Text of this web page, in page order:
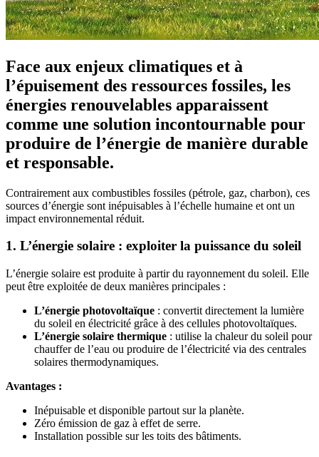
Face aux enjeux climatiques et à
l’épuisement des ressources fossiles, les
énergies renouvelables apparaissent
comme une solution incontournable pour
produire de l’énergie de manière durable
et responsable.
Contrairement aux combustibles fossiles (pétrole, gaz, charbon), ces
sources d’énergie sont inépuisables à l’échelle humaine et ont un
impact environnemental réduit.
1. L’énergie solaire : exploiter la puissance du soleil
L’énergie solaire est produite à partir du rayonnement du soleil. Elle
peut être exploitée de deux manières principales :
L’énergie photovoltaïque : convertit directement la lumière
du soleil en électricité grâce à des cellules photovoltaïques.
L’énergie solaire thermique : utilise la chaleur du soleil pour
chauffer de l’eau ou produire de l’électricité via des centrales
solaires thermodynamiques.
Avantages :
Inépuisable et disponible partout sur la planète.
Zéro émission de gaz à effet de serre.
Installation possible sur les toits des bâtiments.